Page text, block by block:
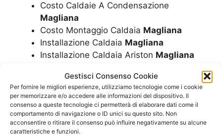
Gestisci Consenso Cookie
Per fornire le migliori esperienze, utilizziamo tecnologie come i cookie
per memorizzare e/o accedere alle informazioni del dispositivo. Il
consenso a queste tecnologie ci permetterà di elaborare dati come il
comportamento di navigazione o ID unici su questo sito. Non
acconsentire o ritirare il consenso può influire negativamente su alcune
caratteristiche e funzioni.
Costo Caldaie A Condensazione
Magliana
Costo Montaggio Caldaia Magliana
Installazione Caldaia Magliana
Installazione Caldaia Ariston Magliana
Installazione Caldaia BiasiMagliana
Installazione Caldaia FerroliMagliana
Installazione Caldaia ImmergasMagliana
Installazione Caldaia JunkersMagliana
Installazione Caldaia Riello